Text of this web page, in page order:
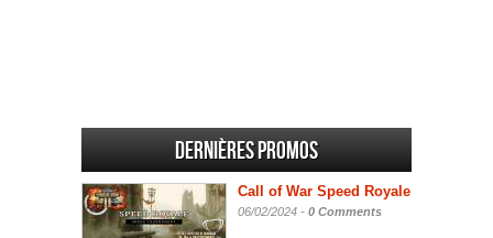
Dernières promos
Call of War Speed Royale
06/02/2024 - 0 Comments